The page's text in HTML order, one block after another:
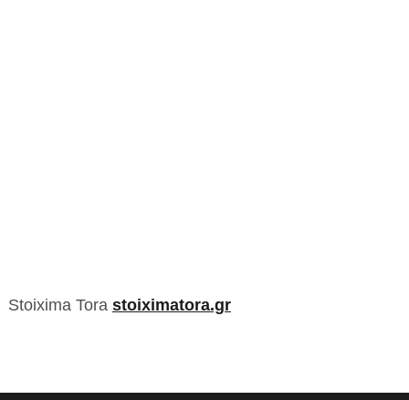
Stoixima Tora stoiximatora.gr